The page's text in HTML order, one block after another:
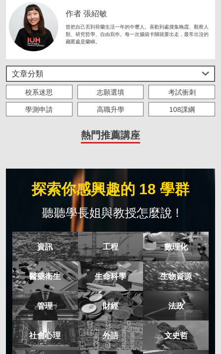
作者 張紹敏
曾把自己丟到荷蘭生活一年的中壢人。喜歡到處搜集晚霞、觀察人
類、研究哲學、自由寫作。每一次腦袋卡關就要出走，最常出沒的
藏匿處是蘭嶼。
文章分類
校系迷思 志願選填 考試衝刺
學測申請 高職升學 108課綱
IOH 實習
熱門推薦講座
探索你感興趣的 18 學群
聽聽學長姐與教授怎麼說 !
資訊 工程 數理化
醫藥衛生 生命科學 生物資源
管理 財經 法政
社會心理 外語 文史哲